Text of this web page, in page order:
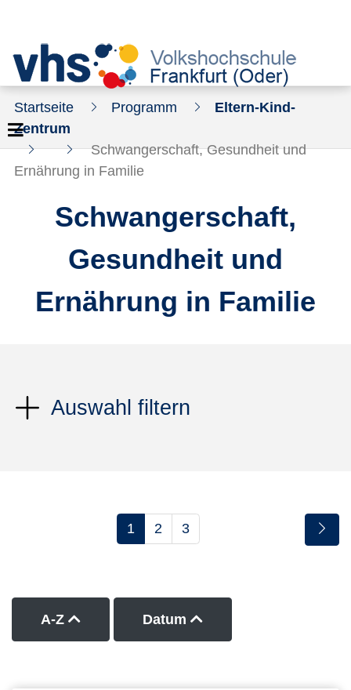
Startseite Programm
Eltern-Kind-
Zentrum
Schwangerschaft, Gesundheit und
Ernährung in Familie
Schwangerschaft,
Gesundheit und
Ernährung in Familie
Auswahl filtern
1 2 3
A-Z Kurse nach Titel aufsteigend sortieren
Datum Kurse nach Datum